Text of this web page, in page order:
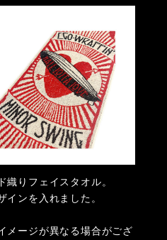
りフェイスタオル。
ンを入れました。
メージが異なる場合がござ